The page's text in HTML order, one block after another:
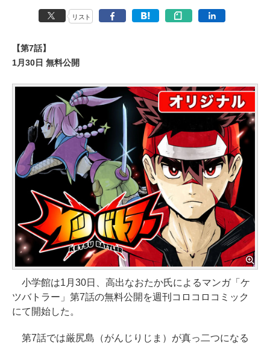
リスト
【第7話】
1月30日 無料公開
小学館は1月30日、高出なおたか氏によるマンガ「ケ
ツバトラー」第7話の無料公開を週刊コロコロコミック
にて開始した。
第7話では厳尻島（がんじりじま）が真っ二つになる